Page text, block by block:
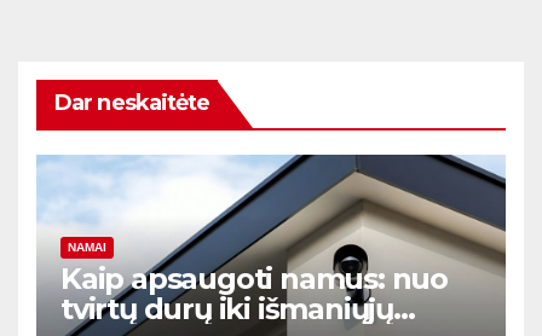
Dar neskaitėte
NAMAI
Kaip apsaugoti namus: nuo
tvirtų durų iki išmaniųjų